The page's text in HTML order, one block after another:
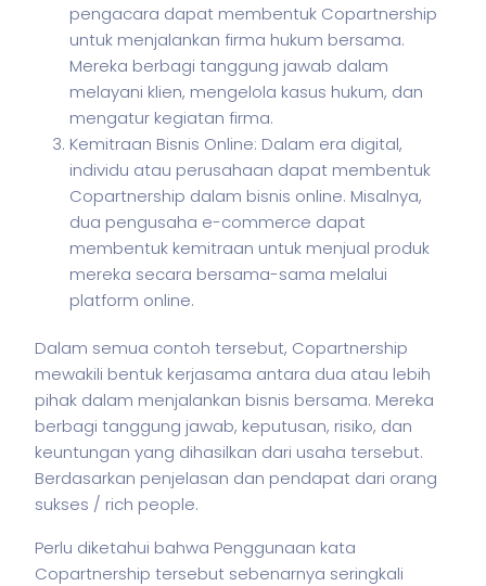
pengacara dapat membentuk Copartnership
untuk menjalankan firma hukum bersama.
Mereka berbagi tanggung jawab dalam
melayani klien, mengelola kasus hukum, dan
mengatur kegiatan firma.
Kemitraan Bisnis Online: Dalam era digital,
individu atau perusahaan dapat membentuk
Copartnership dalam bisnis online. Misalnya,
dua pengusaha e-commerce dapat
membentuk kemitraan untuk menjual produk
mereka secara bersama-sama melalui
platform online.
Dalam semua contoh tersebut, Copartnership
mewakili bentuk kerjasama antara dua atau lebih
pihak dalam menjalankan bisnis bersama. Mereka
berbagi tanggung jawab, keputusan, risiko, dan
keuntungan yang dihasilkan dari usaha tersebut.
Berdasarkan penjelasan dan pendapat dari orang
sukses / rich people.
Perlu diketahui bahwa Penggunaan kata
Copartnership tersebut sebenarnya seringkali